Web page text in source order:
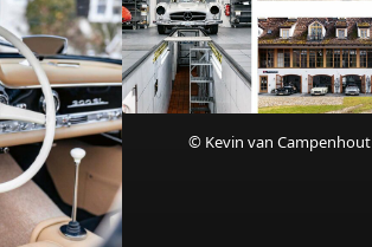
© Kevin van Campenhout